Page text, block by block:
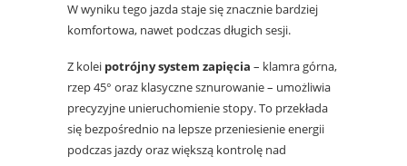
W wyniku tego jazda staje się znacznie bardziej
komfortowa, nawet podczas długich sesji.
Z kolei potrójny system zapięcia – klamra górna,
rzep 45° oraz klasyczne sznurowanie – umożliwia
precyzyjne unieruchomienie stopy. To przekłada
się bezpośrednio na lepsze przeniesienie energii
podczas jazdy oraz większą kontrolę nad